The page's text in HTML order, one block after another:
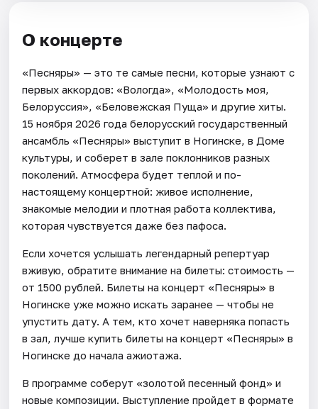
О концерте
«Песняры» — это те самые песни, которые узнают с
первых аккордов: «Вологда», «Молодость моя,
Белоруссия», «Беловежская Пуща» и другие хиты.
15 ноября 2026 года белорусский государственный
ансамбль «Песняры» выступит в Ногинске, в Доме
культуры, и соберет в зале поклонников разных
поколений. Атмосфера будет теплой и по-
настоящему концертной: живое исполнение,
знакомые мелодии и плотная работа коллектива,
которая чувствуется даже без пафоса.
Если хочется услышать легендарный репертуар
вживую, обратите внимание на билеты: стоимость —
от 1500 рублей. Билеты на концерт «Песняры» в
Ногинске уже можно искать заранее — чтобы не
упустить дату. А тем, кто хочет наверняка попасть
в зал, лучше купить билеты на концерт «Песняры» в
Ногинске до начала ажиотажа.
В программе соберут «золотой песенный фонд» и
новые композиции. Выступление пройдет в формате